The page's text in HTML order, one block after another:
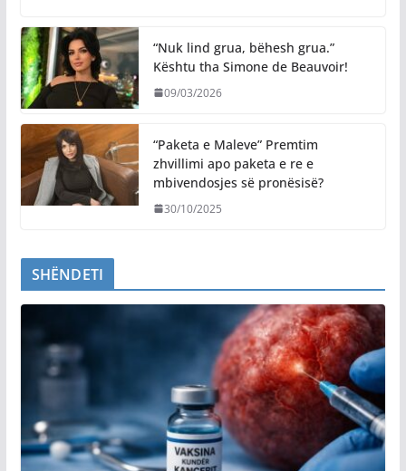
“Nuk lind grua, bëhesh grua.”
Kështu tha Simone de Beauvoir!
09/03/2026
“Paketa e Maleve” Premtim
zhvillimi apo paketa e re e
mbivendosjes së pronësisë?
30/10/2025
SHËNDETI